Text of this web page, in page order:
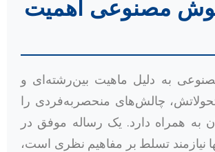
مصنوعی اهمیت
به دلیل ماهیت بین‌رشته‌ای و
چالش‌های منحصربه‌فردی را
به همراه دارد. یک رساله موفق در
نیازمند تسلط بر مفاهیم نظری است،